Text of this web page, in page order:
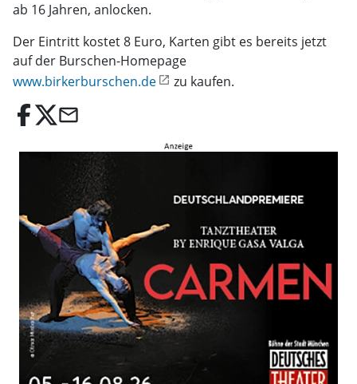
ab 16 Jahren, anlocken.
Der Eintritt kostet 8 Euro, Karten gibt es bereits jetzt
auf der Burschen-Homepage
www.birkerburschen.de
zu kaufen.
email